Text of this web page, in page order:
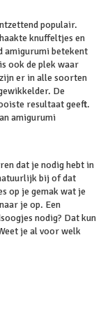
populair.
knuffeltjes en
amigurumi betekent
ook de plek waar
er in alle soorten
De
resultaat geeft.
amigurumi
dat je nodig hebt in
bij of dat
op je gemak wat je
je op. Een
nodig? Dat kun
je al voor welk